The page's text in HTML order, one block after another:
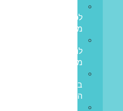
לכל
מטרה
לנכס
מסחרי
בערבות
המדינה